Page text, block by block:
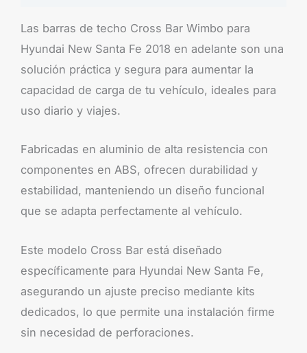
Las barras de techo Cross Bar Wimbo para
Hyundai New Santa Fe 2018 en adelante son una
solución práctica y segura para aumentar la
capacidad de carga de tu vehículo, ideales para
uso diario y viajes.
Fabricadas en aluminio de alta resistencia con
componentes en ABS, ofrecen durabilidad y
estabilidad, manteniendo un diseño funcional
que se adapta perfectamente al vehículo.
Este modelo Cross Bar está diseñado
específicamente para Hyundai New Santa Fe,
asegurando un ajuste preciso mediante kits
dedicados, lo que permite una instalación firme
sin necesidad de perforaciones.